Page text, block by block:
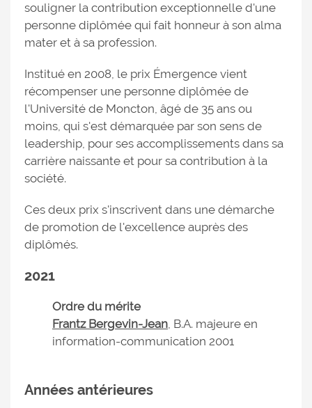
souligner la contribution exceptionnelle d'une
personne diplômée qui fait honneur à son alma
mater et à sa profession.
Institué en 2008, le prix Émergence vient
récompenser une personne diplômée de
l'Université de Moncton, âgé de 35 ans ou
moins, qui s'est démarquée par son sens de
leadership, pour ses accomplissements dans sa
carrière naissante et pour sa contribution à la
société.
Ces deux prix s'inscrivent dans une démarche
de promotion de l'excellence auprès des
diplômés.
2021
Ordre du mérite
Frantz Bergevin-Jean, B.A. majeure en
information-communication 2001
Années antérieures